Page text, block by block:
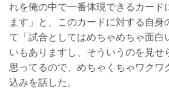
れを俺の中で一番体現できるカード
ます」と、このカードに対する自身
て「試合としてはめちゃめちゃ面白
いもありますし、そういうのを見せ
思ってるので、めちゃくちゃワクワ
込みを話した。